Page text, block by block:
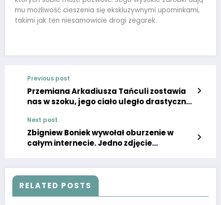
mu możliwość cieszenia się ekskluzywnymi upominkami,
takimi jak ten niesamowicie drogi zegarek.
Previous post
Przemiana Arkadiusza Tańculi zostawia
nas w szoku, jego ciało uległo drastycznej
Next post
Zbigniew Boniek wywołał oburzenie w
całym internecie. Jedno zdjęcie
RELATED POSTS